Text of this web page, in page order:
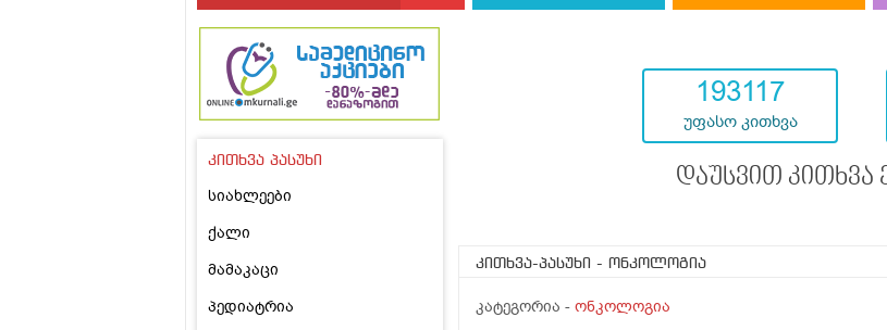
კითხვა პასუხი
სიახლეები
ქალი
მამაკაცი
პედიატრია
193117
უფასო კითხვა
დაუსვით კითხვა
კითხვა-პასუხი - ონკოლოგია
კატეგორია - ონკოლოგია